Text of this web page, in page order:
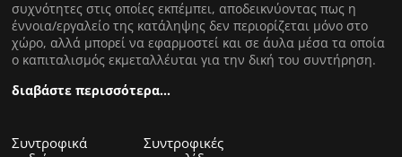
συχνότητες στις οποίες εκπέμπει, αποδεικνύοντας πως η
έννοια/εργαλείο της κατάληψης δεν περιορίζεται μόνο στο
χώρο, αλλά μπορεί να εφαρμοστεί και σε άυλα μέσα τα οποία
ο καπιταλισμός εκμεταλλέυται για την δική του συντήρηση.
διαβάστε περισσότερα…
Συντροφικά
Συντροφικές